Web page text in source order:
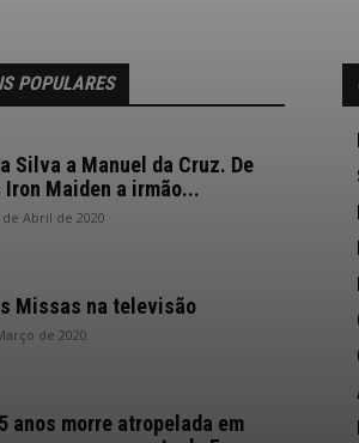
POPULARES
Silva a Manuel da Cruz. De
Maiden a irmão...
de Abril de 2020
Missas na televisão
de 2020
anos morre atropelada em